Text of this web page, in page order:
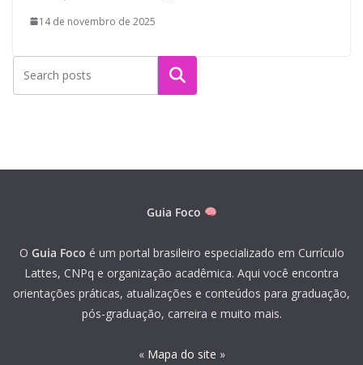
14 de novembro de 2025
Pesquisar
Guia Foco
O Guia Foco é um portal brasileiro especializado em Currículo
Lattes, CNPq e organização acadêmica. Aqui você encontra
orientações práticas, atualizações e conteúdos para graduação,
pós-graduação, carreira e muito mais.
« Mapa do site »